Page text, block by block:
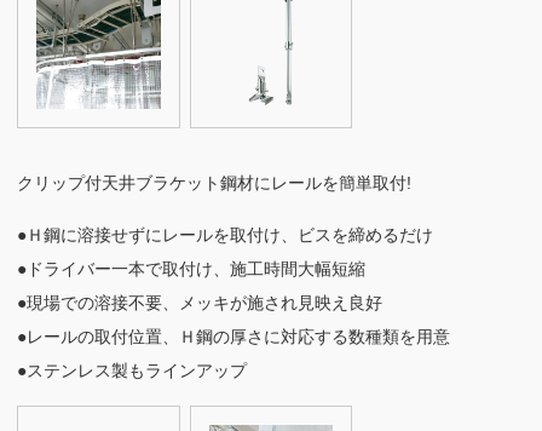
クリップ付天井ブラケット鋼材にレールを簡単取付!
●Ｈ鋼に溶接せずにレールを取付け、ビスを締めるだけ
●ドライバー一本で取付け、施工時間大幅短縮
●現場での溶接不要、メッキが施され見映え良好
●レールの取付位置、Ｈ鋼の厚さに対応する数種類を用意
●ステンレス製もラインアップ